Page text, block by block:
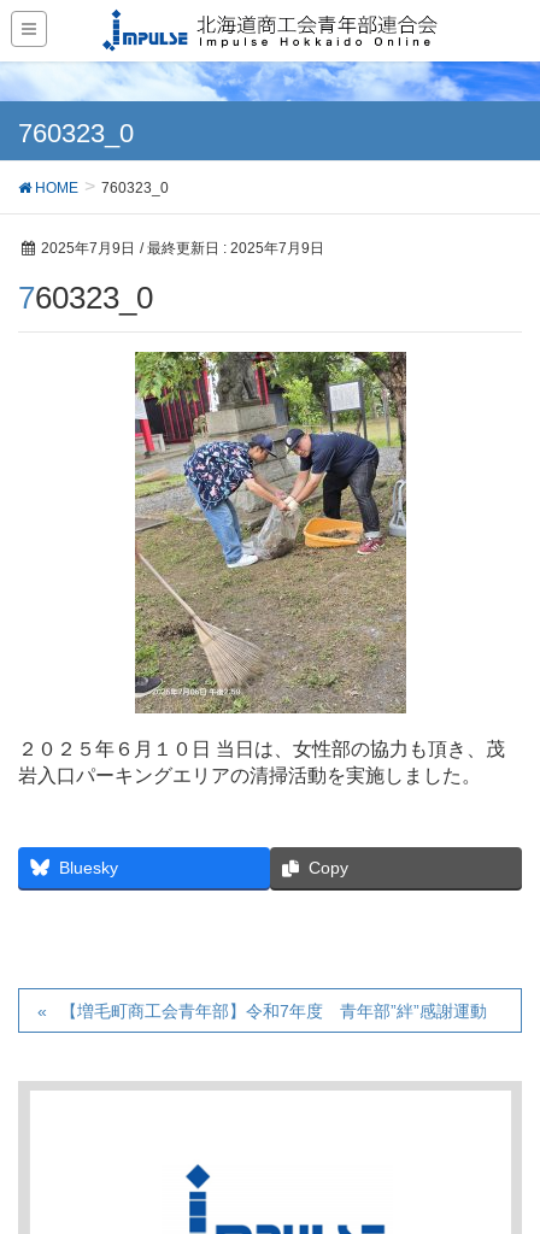
760323_0
HOME 760323_0
2025年7月9日 / 最終更新日 : 2025年7月9日
760323_0
２０２５年６月１０日 当日は、女性部の協力も頂き、茂
岩入口パーキングエリアの清掃活動を実施しました。
Bluesky Copy
【増毛町商工会青年部】令和7年度 青年部”絆”感謝運動